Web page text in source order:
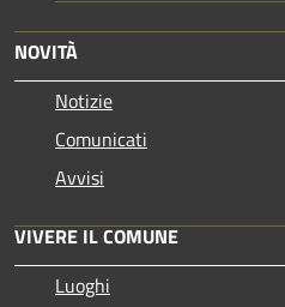
NOVITÀ
Notizie
Comunicati
Avvisi
VIVERE IL COMUNE
Luoghi